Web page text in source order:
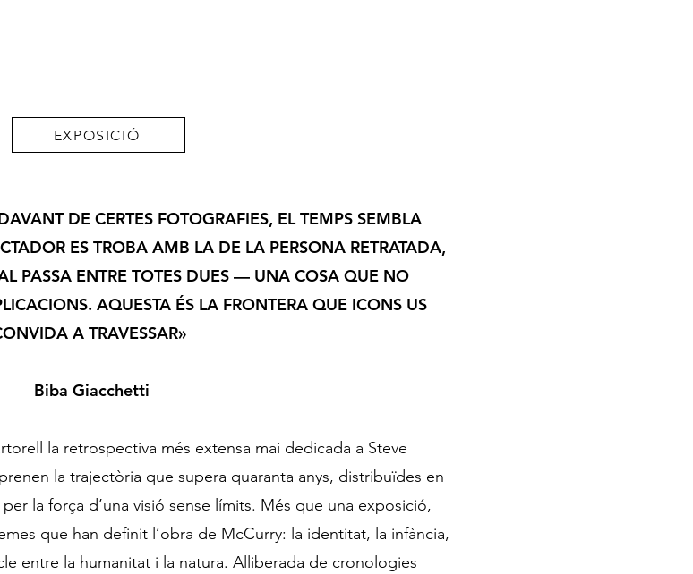
EXPOSICIÓ
DE CERTES FOTOGRAFIES, EL TEMPS SEMBLA
ES TROBA AMB LA DE LA PERSONA RETRATADA,
PASSA ENTRE TOTES DUES — UNA COSA QUE NO
AQUESTA ÉS LA FRONTERA QUE ICONS US
A TRAVESSAR»
Biba Giacchetti
la retrospectiva més extensa mai dedicada a Steve
la trajectòria que supera quaranta anys, distribuïdes en
la força d’una visió sense límits. Més que una exposició,
que han definit l’obra de McCurry: la identitat, la infància,
entre la humanitat i la natura. Alliberada de cronologies